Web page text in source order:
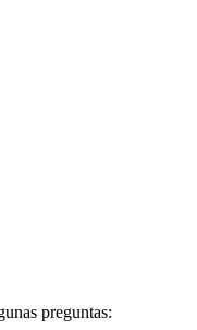
preguntas: